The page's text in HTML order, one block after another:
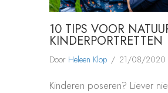
10 TIPS VOOR
KINDERPORTRETTEN
Door Heleen Klop / 21/08/2020
Kinderen poseren? Liever